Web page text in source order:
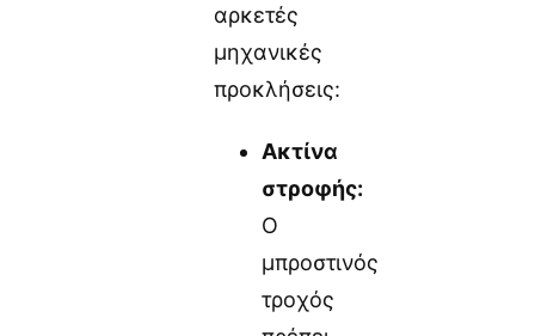
αρκετές
μηχανικές
προκλήσεις:
Ακτίνα
στροφής:
Ο
μπροστινός
τροχός